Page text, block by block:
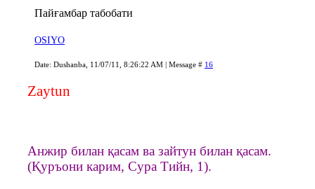
Пайғамбар табобати
OSIYO
Date: Dushanba, 11/07/11, 8:26:22 AM | Message # 16
Zaytun
Анжир билан қасам ва зайтун билан қасам.
(Қуръони карим, Сура Тийн, 1).